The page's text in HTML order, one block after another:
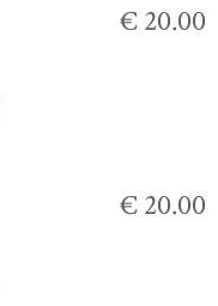
€ 20.00
€ 20.00